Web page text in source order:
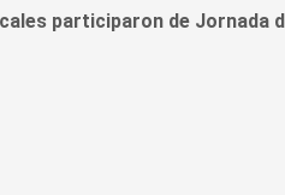
participaron de Jornada